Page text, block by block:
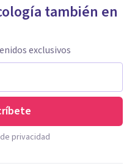
también en
exclusivos
privacidad